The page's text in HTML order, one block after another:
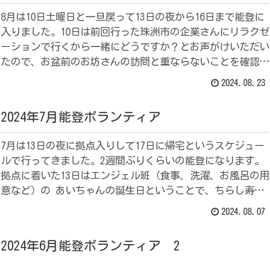
8月は10日土曜日と一旦戻って13日の夜から16日まで能登に
入りました。10日は前回行った珠洲市の企業さんにリラクゼ
ーションで行くから一緒にどうですか？とお声がけいただい
たので、お盆前のお坊さんの訪問と重ならないことを確認し
2024.08.23
2024年7月能登ボランティア
7月は13日の夜に拠点入りして17日に帰宅というスケジュー
ルで行ってきました。2週間ぶりくらいの能登になります。
拠点に着いた13日はエンジェル班（食事、洗濯、お風呂の用
意など）の あいちゃんの誕生日ということで、ちらし寿司
2024.08.07
2024年6月能登ボランティア 2